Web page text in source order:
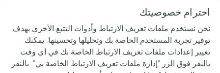
زيوت التشحيم للصناعة
المنافسات
الزفت
احترام خصوصيتك
نحن نستخدم ملفات تعريف الارتباط وأدوات التتبع الأخرى بهدف
توفير تجربة المستخدم الخاصة بك وتحليلها وتحسينها. يمكنك
تغيير إعدادات ملفات تعريف الارتباط الخاصة بك في أي وقت
بالنقر فوق الزر "إدارة ملفات تعريف الارتباط الخاصة بي". بالنقر